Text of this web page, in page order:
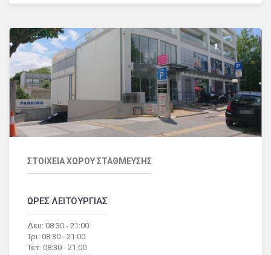
ΣΤΟΙΧΕΙΑ ΧΩΡΟΥ ΣΤΑΘΜΕΥΣΗΣ
ΩΡΕΣ ΛΕΙΤΟΥΡΓΙΑΣ
Δευ: 08:30 - 21:00
Τρι: 08:30 - 21:00
Τετ: 08:30 - 21:00